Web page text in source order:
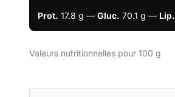
Prot. 17.8 g — Gluc. 70.1 g — Lip.
Valeurs nutritionnelles pour 100 g